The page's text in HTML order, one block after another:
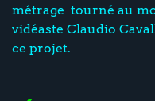
métrage tourné au
vidéaste Claudio
ce projet.